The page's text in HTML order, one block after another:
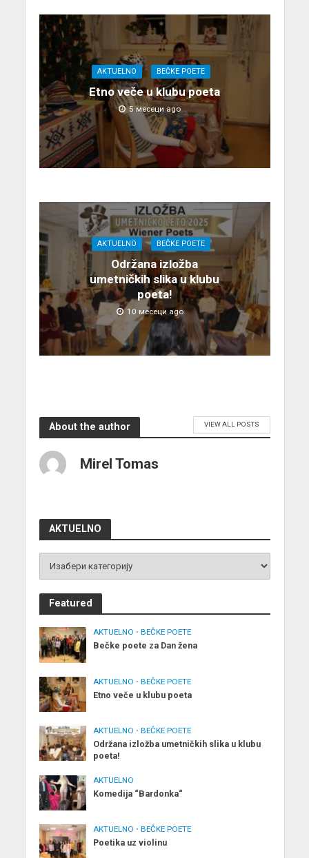
AKTUELNO BEČKE POETE
Etno veče u klubu poeta
5 месеци ago
AKTUELNO BEČKE POETE
Održana izložba
umetničkih slika u klubu
poeta!
10 месеци ago
About the author VIEW ALL POSTS
Mirel Tomas
AKTUELNO
Featured
AKTUELNO • BEČKE POETE
Bečke poete za Dan žena
AKTUELNO • BEČKE POETE
Etno veče u klubu poeta
AKTUELNO • BEČKE POETE
Održana izložba umetničkih slika u klubu
poeta!
AKTUELNO
Komedija “Bardonka“
AKTUELNO • BEČKE POETE
Poetika uz violinu